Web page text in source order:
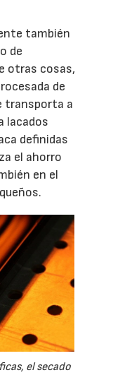
también
de
otras cosas,
de
transporta a
lacados
definidas
el ahorro
en el
el secado